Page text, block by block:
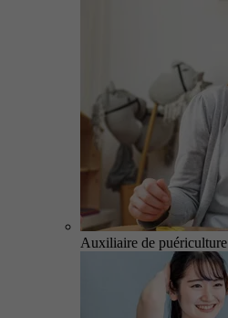
Auxiliaire de puériculture